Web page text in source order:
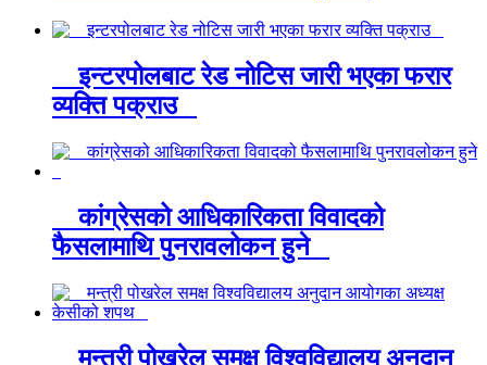
इन्टरपोलबाट रेड नोटिस जारी भएका फरार
व्यक्ति पक्राउ
कांग्रेसको आधिकारिकता विवादको
फैसलामाथि पुनरावलोकन हुने
मन्त्री पोखरेल समक्ष विश्वविद्यालय अनुदान